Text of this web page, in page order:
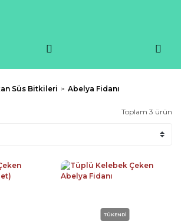
Süs Bitkileri Abelya Fidanı
Toplam 3 ürün
TÜKENDİ